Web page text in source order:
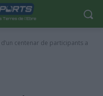
d’un centenar de participants a